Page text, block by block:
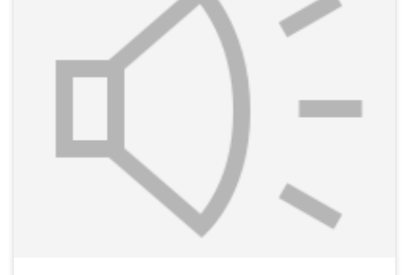
video altre tre voci nella speranza che
stimolino altri a condividere i loro
ricordi.